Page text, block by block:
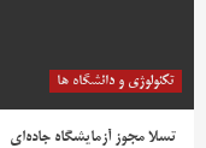
تکنولوژی و دانشگاه ها
تسلا مجوز آزمایشگاه جاده‌ای